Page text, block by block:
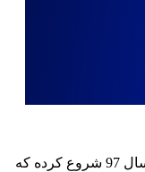
شرکت ایران وب هاست فعالیت خود را از سال 97 شروع کرده که